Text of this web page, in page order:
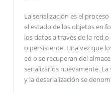
La serialización es el
el estado de los objetos en
los datos a través de la red
o persistente. Una vez que
ed o se recuperan del
serializarlos nuevamente.
y la deserialización se